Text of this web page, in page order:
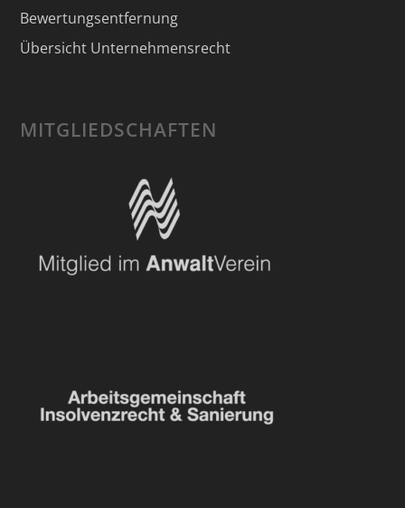
Bewertungsentfernung
Übersicht Unternehmensrecht
MITGLIEDSCHAFTEN